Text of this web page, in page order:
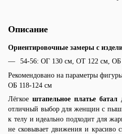
Описание
Ориентировочные замеры с
54-56: ОГ 130 см, ОТ 122 см, ОБ
Рекомендовано на параметры
ОБ 118-124 см
Лёгкое штапельное платье батал
отличный выбор для женщин с
к телу и идеально подходит для
не сковывает движения и красиво